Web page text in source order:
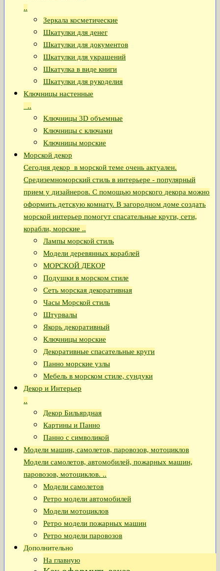
..
Зеркала косметические
Шкатулки для денег
Шкатулки для документов
Шкатулки для украшений
Шкатулка в виде книги
Шкатулки для рукоделия
Ключницы настенные
..
Ключницы 3D объемные
Ключницы с ключами
Ключницы морские
Морской декор
Сегодня декор в морской теме очень актуален.
Средиземноморский стиль в интерьере - популярный
прием у дизайнеров. С помощью морского декора можно
оформить детскую комнату. В загородном доме создать
морской интерьер помогут спасательные круги, сети,
корабли, морские ..
Лампы морской стиль
Модели деревянных кораблей
МОРСКОЙ ДЕКОР
Подушки в морском стиле
Сеть морская декоративная
Часы Морской стиль
Штурвалы
Якорь декоративный
Ключницы морские
Декоративные спасательные круги
Панно морские узлы
Мебель в морском стиле, сундуки
Декор и Интерьер
..
Декор Бильярдная
Картины и Панно
Панно с символикой
Модели машин, самолетов, паровозов, мотоциклов
Модели самолетов, автомобилей, пожарных машин,
паровозов, мотоциклов. ..
Модели самолетов
Ретро модели автомобилей
Модели мотоциклов
Ретро модели пожарных машин
Ретро модели паровозов
Дополнительно
На главную